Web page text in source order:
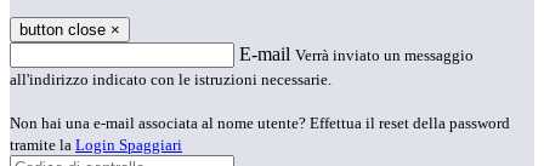
button close ×
E-mail Verrà inviato un messaggio
all'indirizzo indicato con le istruzioni necessarie.
Non hai una e-mail associata al nome utente? Effettua il reset della password
tramite la Login Spaggiari